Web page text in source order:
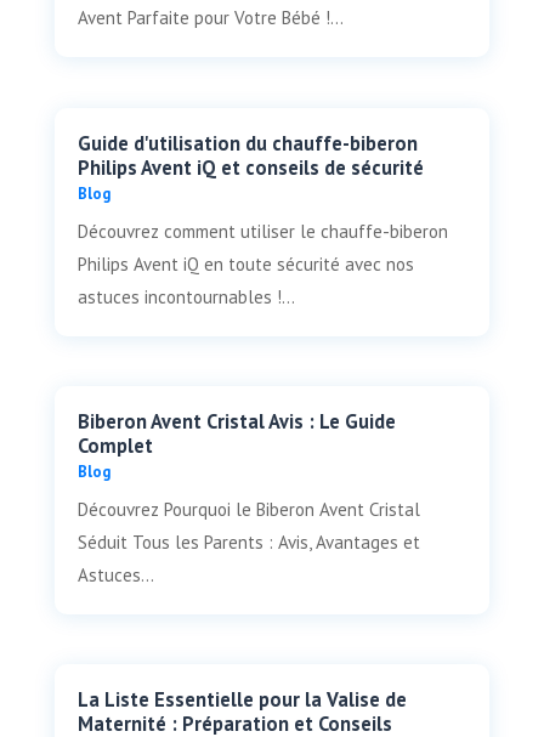
Avent Parfaite pour Votre Bébé !...
Guide d'utilisation du chauffe-biberon
Philips Avent iQ et conseils de sécurité
Blog
Découvrez comment utiliser le chauffe-biberon
Philips Avent iQ en toute sécurité avec nos
astuces incontournables !...
Biberon Avent Cristal Avis : Le Guide
Complet
Blog
Découvrez Pourquoi le Biberon Avent Cristal
Séduit Tous les Parents : Avis, Avantages et
Astuces...
La Liste Essentielle pour la Valise de
Maternité : Préparation et Conseils